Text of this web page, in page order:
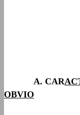
A. CAR
OBVIO